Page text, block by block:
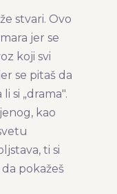
stvari. Ovo
jer se
koji svi
se pitaš da
si „drama".
kao
ti si
pokažeš